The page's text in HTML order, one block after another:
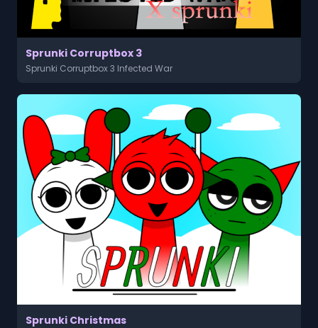
Sprunki Corruptbox 3
Sprunki Corruptbox 3 Infected War
Sprunki Christmas